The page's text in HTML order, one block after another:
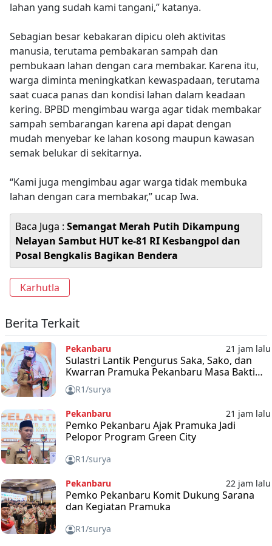
lahan yang sudah kami tangani,” katanya.
Sebagian besar kebakaran dipicu oleh aktivitas
manusia, terutama pembakaran sampah dan
pembukaan lahan dengan cara membakar. Karena itu,
warga diminta meningkatkan kewaspadaan, terutama
saat cuaca panas dan kondisi lahan dalam keadaan
kering. BPBD mengimbau warga agar tidak membakar
sampah sembarangan karena api dapat dengan
mudah menyebar ke lahan kosong maupun kawasan
semak belukar di sekitarnya.
“Kami juga mengimbau agar warga tidak membuka
lahan dengan cara membakar,” ucap Iwa.
Baca Juga : Semangat Merah Putih Dikampung
Nelayan Sambut HUT ke-81 RI Kesbangpol dan
Posal Bengkalis Bagikan Bendera
Karhutla
Berita Terkait
Pekanbaru 21 jam lalu
Sulastri Lantik Pengurus Saka, Sako, dan
Kwarran Pramuka Pekanbaru Masa Bakti
2025-2030
R1/surya
Pekanbaru 21 jam lalu
Pemko Pekanbaru Ajak Pramuka Jadi
Pelopor Program Green City
R1/surya
Pekanbaru 22 jam lalu
Pemko Pekanbaru Komit Dukung Sarana
dan Kegiatan Pramuka
R1/surya